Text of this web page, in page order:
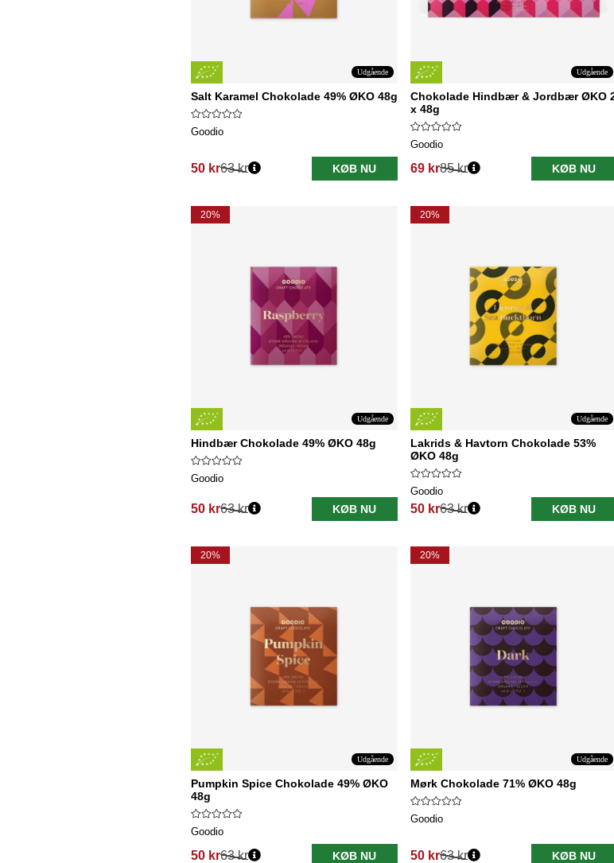
Udgående
Salt Karamel Chokolade 49% ØKO 48g
Goodio
50 kr
Normalpris:
63 kr KØB NU
Udgående
Chokolade Hindbær & Jordbær ØKO
x 48g
Goodio
69 kr
Normalpris:
85 kr KØB NU
20%
Udgående
Hindbær Chokolade 49% ØKO 48g
Goodio
50 kr
Normalpris:
63 kr KØB NU
20%
Udgående
Lakrids & Havtorn Chokolade 53%
ØKO 48g
Goodio
50 kr
Normalpris:
63 kr KØB NU
20%
Udgående
Pumpkin Spice Chokolade 49% ØKO
48g
Goodio
50 kr63 kr KØB NU
20%
Udgående
Mørk Chokolade 71% ØKO 48g
Goodio
50 kr63 kr KØB NU